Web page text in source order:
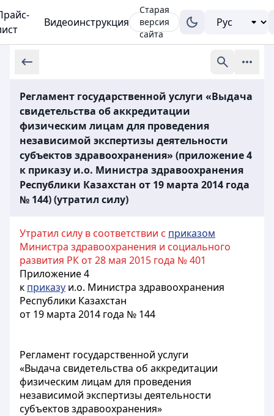
Видеоинструкция
Старая
версия
сайта
Регламент государственной услуги «Выдача
свидетельства об аккредитации
физическим лицам для проведения
независимой экспертизы деятельности
субъектов здравоохранения» (приложение 4
к приказу и.о. Министра здравоохранения
Республики Казахстан от 19 марта 2014 года
№ 144) (утратил силу)
Утратил силу в соответствии с приказом
Министра здравоохранения и социального
развития РК от 28 мая 2015 года № 401
Приложение 4
к приказу и.о. Министра здравоохранения
Республики Казахстан
от 19 марта 2014 года № 144
Регламент государственной услуги
«Выдача свидетельства об аккредитации
физическим лицам для проведения
независимой экспертизы деятельности
субъектов здравоохранения»